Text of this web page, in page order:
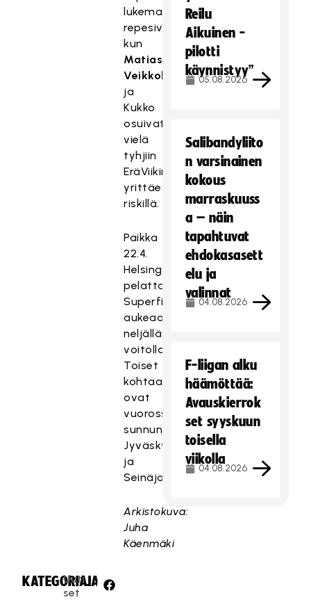
lukemat
repesivät,
kun
Matias
Veikkola
ja
Kukko
osuivat
vielä
tyhjiin
EräViikinkien
yrittäessä
riskillä.
Paikka
22.4.
Helsingissä
pelattavassa
Superfinaalissa
aukeaa
neljällä
voitolla.
Toiset
kohtaamiset
ovat
vuorossa
sunnuntaina
Jyväskylässä
ja
Seinäjoella.
Arkistokuva:
Juha
Käenmäki
KATEGORIA:
Uuti
set
JAA:
Reilu
Aikuinen -
pilotti
käynnistyy”
05.08.2026
Salibandyliito
n varsinainen
kokous
marraskuuss
a – näin
tapahtuvat
ehdokasasett
elu ja
valinnat
04.08.2026
F-liigan alku
häämöttää:
Avauskierrok
set syyskuun
toisella
viikolla
04.08.2026